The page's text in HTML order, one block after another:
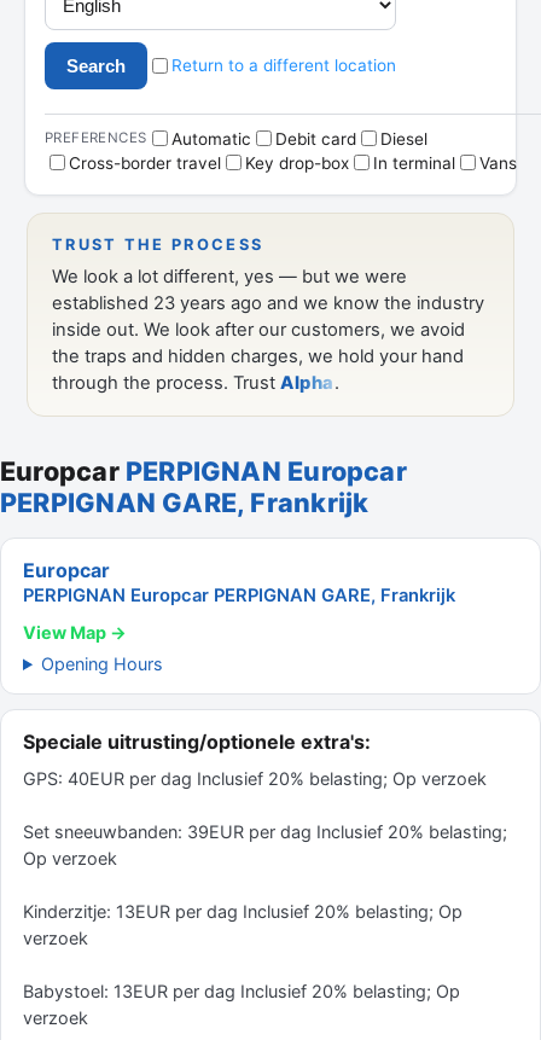
Europcar PERPIGNAN Europcar
PERPIGNAN GARE, Frankrijk
Europcar
PERPIGNAN Europcar PERPIGNAN GARE, Frankrijk
View Map →
Opening Hours
Speciale uitrusting/optionele extra's:
GPS: 40EUR per dag Inclusief 20% belasting; Op verzoek
Set sneeuwbanden: 39EUR per dag Inclusief 20% belasting;
Op verzoek
Kinderzitje: 13EUR per dag Inclusief 20% belasting; Op
verzoek
Babystoel: 13EUR per dag Inclusief 20% belasting; Op
verzoek